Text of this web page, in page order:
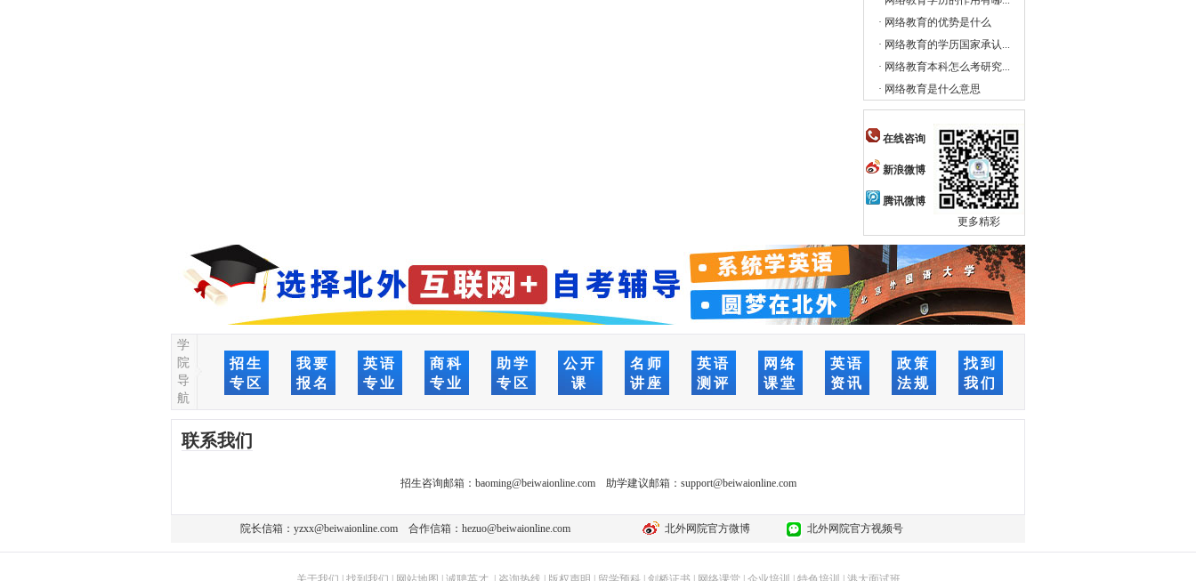
· 网络教育的优势是什么
· 网络教育的学历国家承认...
· 网络教育本科怎么考研究...
· 网络教育是什么意思
在线咨询
新浪微博
腾讯微博
更多精彩
学
院
导
航
招生
专区
我要
报名
英语
专业
商科
专业
助学
专区
公开
课
名师
讲座
英语
测评
网络
课堂
英语
资讯
政策
法规
找到
我们
联系我们
招生咨询邮箱： baoming@beiwaionline.com助学建议邮箱： support@beiwaionline.com
院长信箱： yzxx@beiwaionline.com 合作信箱： hezuo@beiwaionline.com 北外网院官方微博 北外网院官方视频号